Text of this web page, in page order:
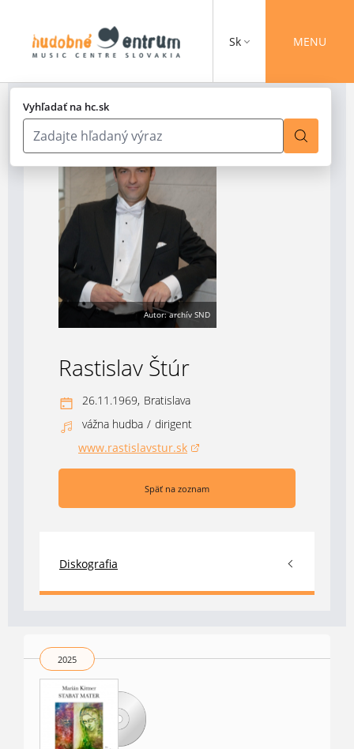
Vyhľadať na hc.sk
Sk MENU
Autor: archív SND
Rastislav Štúr
26.11.1969, Bratislava
vážna hudba / dirigent
www.rastislavstur.sk
(otvorí sa v novom okne)
Späť na zoznam
Diskografia
2025